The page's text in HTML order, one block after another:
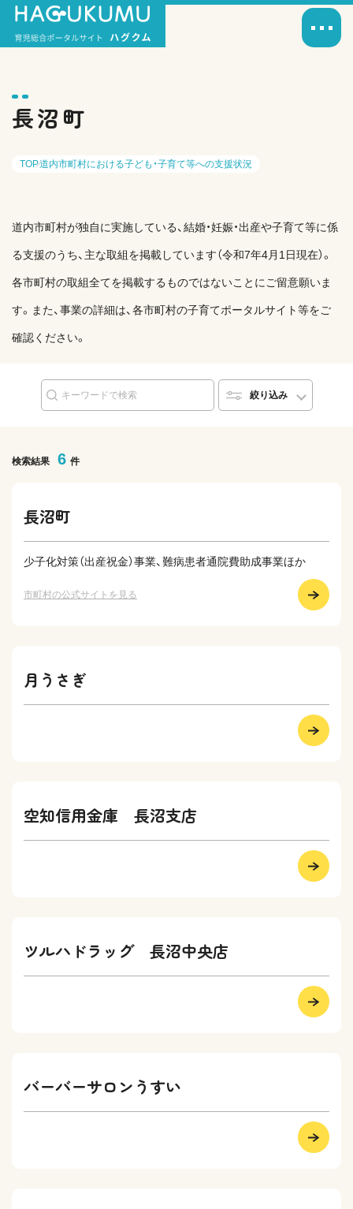
長沼町
TOP道内市町村における子ども・子育て等への支援状況
道内市町村が独自に実施している、結婚・妊娠・出産や子育て等に係
る支援のうち、主な取組を掲載しています（令和7年4月1日現在）。
各市町村の取組全てを掲載するものではないことにご留意願いま
す。また、事業の詳細は、各市町村の子育てポータルサイト等をご
確認ください。
絞り込み
検索結果 6 件
長沼町
少子化対策（出産祝金）事業、難病患者通院費助成事業ほか
市町村の公式サイトを見る
月うさぎ
空知信用金庫 長沼支店
ツルハドラッグ 長沼中央店
バーバーサロンうすい